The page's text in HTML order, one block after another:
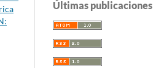
Últimas publicaciones